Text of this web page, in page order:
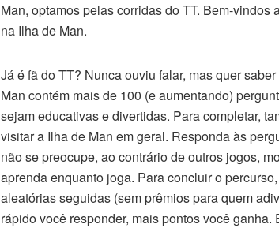
Man, optamos pelas corridas do TT. Bem-
na Ilha de Man.
Já é fã do TT? Nunca ouviu falar, mas quer
Man contém mais de 100 (e aumentando)
sejam educativas e divertidas. Para completar,
visitar a Ilha de Man em geral. Responda às
não se preocupe, ao contrário de outros jogos,
aprenda enquanto joga. Para concluir o
aleatórias seguidas (sem prêmios para quem
rápido você responder, mais pontos você